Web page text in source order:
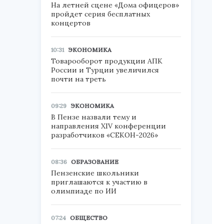
На летней сцене «Дома офицеров»
пройдет серия бесплатных
концертов
10:31 ЭКОНОМИКА
Товарооборот продукции АПК
России и Турции увеличился
почти на треть
09:29 ЭКОНОМИКА
В Пензе назвали тему и
направления XIV конференции
разработчиков «СЕКОН-2026»
08:36 ОБРАЗОВАНИЕ
Пензенские школьники
приглашаются к участию в
олимпиаде по ИИ
07:24 ОБЩЕСТВО